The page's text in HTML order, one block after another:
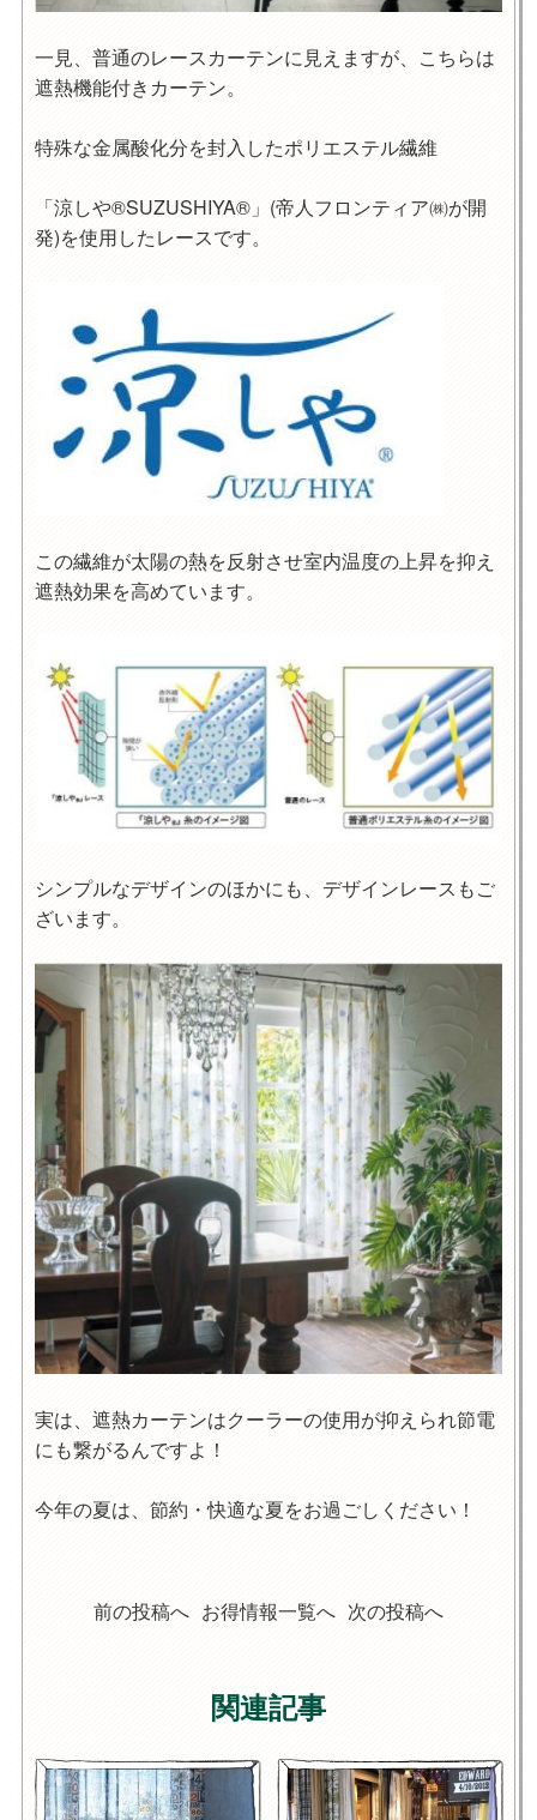
一見、普通のレースカーテンに見えますが、こちらは
遮熱機能付きカーテン。
特殊な金属酸化分を封入したポリエステル繊維
「涼しや®SUZUSHIYA®」(帝人フロンティア㈱が開
発)を使用したレースです。
この繊維が太陽の熱を反射させ室内温度の上昇を抑え
遮熱効果を高めています。
シンプルなデザインのほかにも、デザインレースもご
ざいます。
実は、遮熱カーテンはクーラーの使用が抑えられ節電
にも繋がるんですよ！
今年の夏は、節約・快適な夏をお過ごしください！
前の投稿へ お得情報一覧へ 次の投稿へ
関連記事